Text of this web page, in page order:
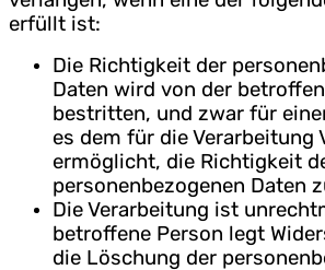
erfüllt ist:
Die Richtigkeit der
Daten wird von der
bestritten, und zwar für
es dem für die Verarbeitung
ermöglicht, die Richtigkeit
personenbezogenen Daten
Die Verarbeitung ist
betroffene Person legt
die Löschung der